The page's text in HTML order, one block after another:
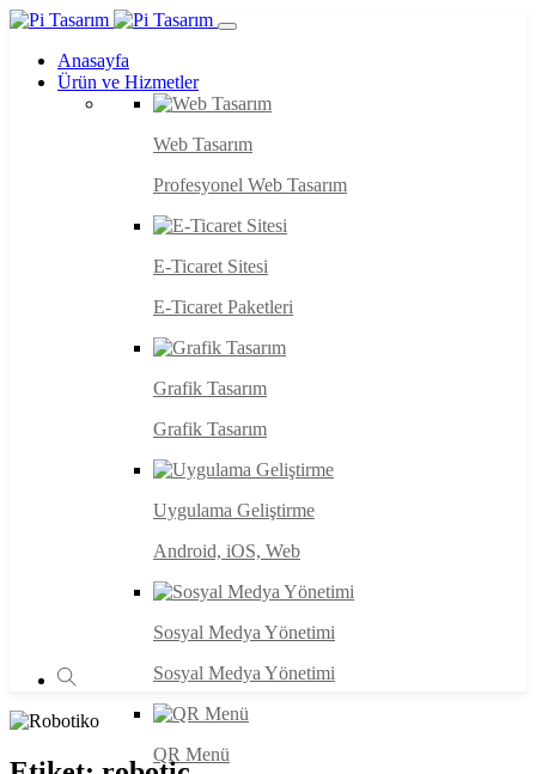
Anasayfa
Ürün ve Hizmetler
Web Tasarım
Profesyonel Web Tasarım
E-Ticaret Sitesi
E-Ticaret Paketleri
Grafik Tasarım
Grafik Tasarım
Uygulama Geliştirme
Android, iOS, Web
Sosyal Medya Yönetimi
Sosyal Medya Yönetimi
QR Menü